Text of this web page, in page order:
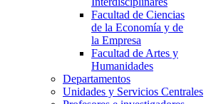
Facultad de Ciencias
de la Economía y de
la Empresa
Facultad de Artes y
Humanidades
Departamentos
Unidades y Servicios Centrales